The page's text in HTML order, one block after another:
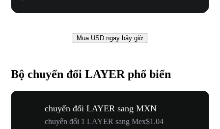
Mua USD ngay bây giờ
Bộ chuyển đổi LAYER phổ biến
chuyển đổi LAYER sang MXN
chuyển đổi 1 LAYER sang Mex$1.04